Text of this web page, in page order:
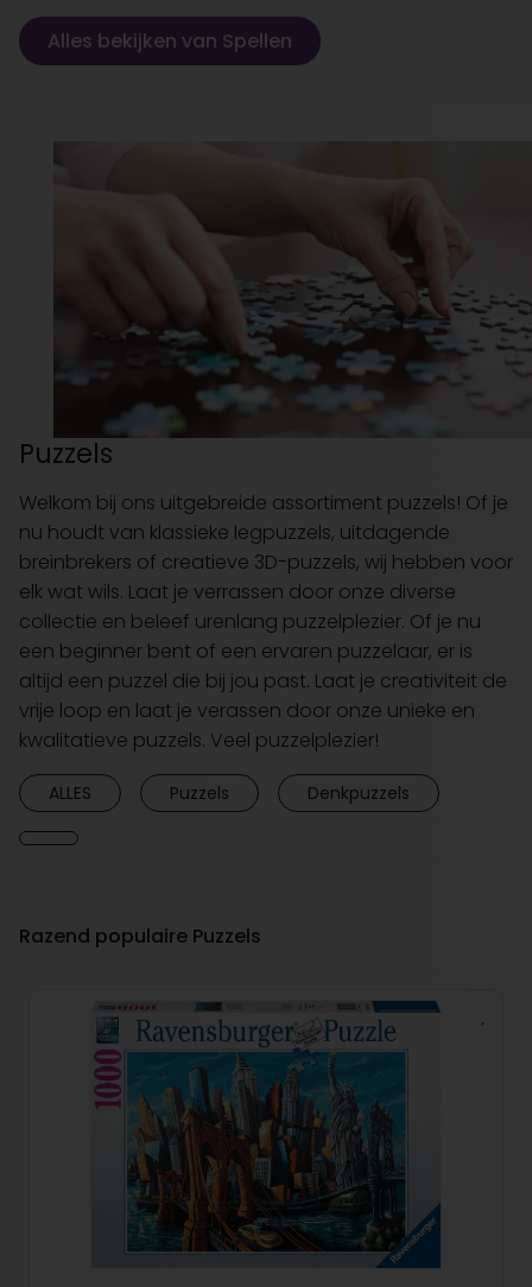
Alles bekijken van Spellen
Puzzels
Welkom bij ons uitgebreide assortiment puzzels! Of je
nu houdt van klassieke legpuzzels, uitdagende
breinbrekers of creatieve 3D-puzzels, wij hebben voor
elk wat wils. Laat je verrassen door onze diverse
collectie en beleef urenlang puzzelplezier. Of je nu
een beginner bent of een ervaren puzzelaar, er is
altijd een puzzel die bij jou past. Laat je creativiteit de
vrije loop en laat je verassen door onze unieke en
kwalitatieve puzzels. Veel puzzelplezier!
ALLES Puzzels Denkpuzzels
Razend populaire Puzzels